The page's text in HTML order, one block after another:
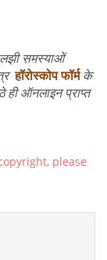
समस्याओं
हॉरोस्कोप फॉर्म के
ऑनलाइन प्राप्त
please